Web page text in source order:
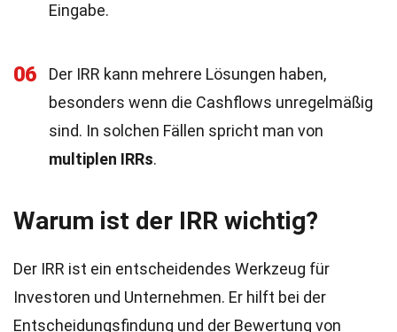
Eingabe.
06
Der IRR kann mehrere Lösungen haben,
besonders wenn die Cashflows unregelmäßig
sind. In solchen Fällen spricht man von
multiplen IRRs.
Warum ist der IRR wichtig?
Der IRR ist ein entscheidendes Werkzeug für
Investoren und Unternehmen. Er hilft bei der
Entscheidungsfindung und der Bewertung von